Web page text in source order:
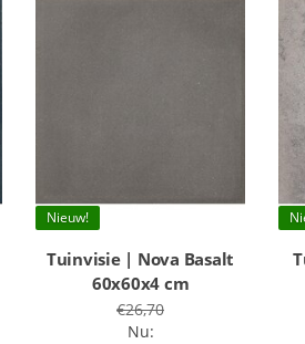
Nieuw!
Tuinvisie | Nova Basalt
60x60x4 cm
€26,70
Nu: